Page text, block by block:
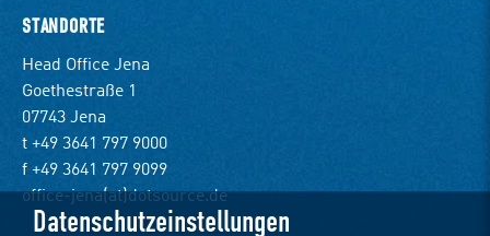
STANDORTE
Head Office Jena
Goethestraße 1
07743 Jena
t +49 3641 797 9000
f +49 3641 797 9099
office-jena(at)dotsource.de
Datenschutzeinstellungen